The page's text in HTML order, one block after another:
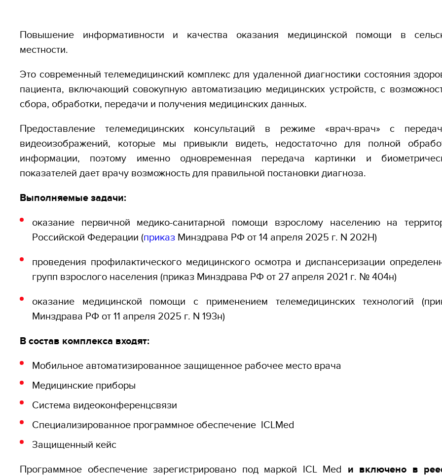
Повышение информативности и качества оказания медицинской помощи в
местности.
Это современный телемедицинский комплекс для удаленной диагностики состояния
пациента, включающий совокупную автоматизацию медицинских устройств, с
сбора, обработки, передачи и получения медицинских данных.
Предоставление телемедицинских консультаций в режиме «врач-врач» с
видеоизображений, которые мы привыкли видеть, недостаточно для полной
информации, поэтому именно одновременная передача картинки и
показателей дает врачу возможность для правильной постановки диагноза.
Выполняемые задачи:
оказание первичной медико-санитарной помощи взрослому населению на
Российской Федерации (приказ Минздрава РФ от 14 апреля 2025 г. N 202Н)
проведения профилактического медицинского осмотра и диспансеризации
групп взрослого населения (приказ Минздрава РФ от 27 апреля 2021 г. № 404н)
оказание медицинской помощи с применением телемедицинских технологий
Минздрава РФ от 11 апреля 2025 г. N 193н)
В состав комплекса входят:
Мобильное автоматизированное защищенное рабочее место врача
Медицинские приборы
Система видеоконференцсвязи
Специализированное программное обеспечение ICLMed
Защищенный кейс
Программное обеспечение зарегистрировано под маркой ICL Med и включено в